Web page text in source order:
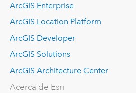
ArcGIS Enterprise
ArcGIS Location Platform
ArcGIS Developer
ArcGIS Solutions
ArcGIS Architecture Center
Acerca de Esri